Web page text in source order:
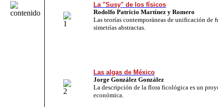
La "Susy" de los físicos
Rodolfo Patricio Martínez y Romero
Las teorías contemporáneas de unificación de
simetrías abstractas.
Las algas de México
Jorge González González
La descripción de la flora ficológica es un
económica.